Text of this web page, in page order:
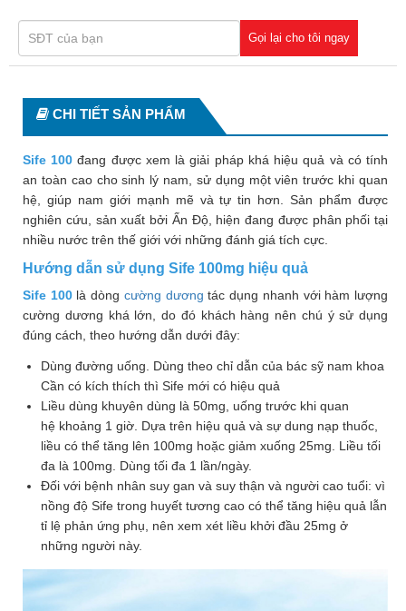
Tai,
Họng,
Chống
viêm,
Phù
nề,
ứng
Hỗ
trợ
đường
Sức
khỏe
của
bé
Chuyên
mục
Tin
Gọi lại cho tôi ngay
CHI TIẾT SẢN PHẨM
Sife 100 đang được xem là giải pháp khá hiệu quả và có tính
an toàn cao cho sinh lý nam, sử dụng một viên trước khi quan
hệ, giúp nam giới mạnh mẽ và tự tin hơn. Sản phẩm được
nghiên cứu, sản xuất bởi Ấn Độ, hiện đang được phân phối tại
nhiều nước trên thế giới với những đánh giá tích cực.
Hướng dẫn sử dụng Sife 100mg hiệu quả
Sife 100là dòng cường dương tác dụng nhanh với hàm lượng
cường dương khá lớn, do đó khách hàng nên chú ý sử dụng
đúng cách, theo hướng dẫn dưới đây:
Dùng đường uống. Dùng theo chỉ dẫn của bác sỹ nam khoa
Cần có kích thích thì Sife mới có hiệu quả
Liều dùng khuyên dùng là 50mg, uống trước khi quan
hệ khoảng 1 giờ. Dựa trên hiệu quả và sự dung nạp thuốc,
liều có thể tăng lên 100mg hoặc giảm xuống 25mg. Liều tối
đa là 100mg. Dùng tối đa 1 lần/ngày.
Đối với bệnh nhân suy gan và suy thận và người cao tuổi: vì
nồng độ Sife trong huyết tương cao có thể tăng hiệu quả lẫn
tỉ lệ phản ứng phụ, nên xem xét liều khởi đầu 25mg ở
những người này.